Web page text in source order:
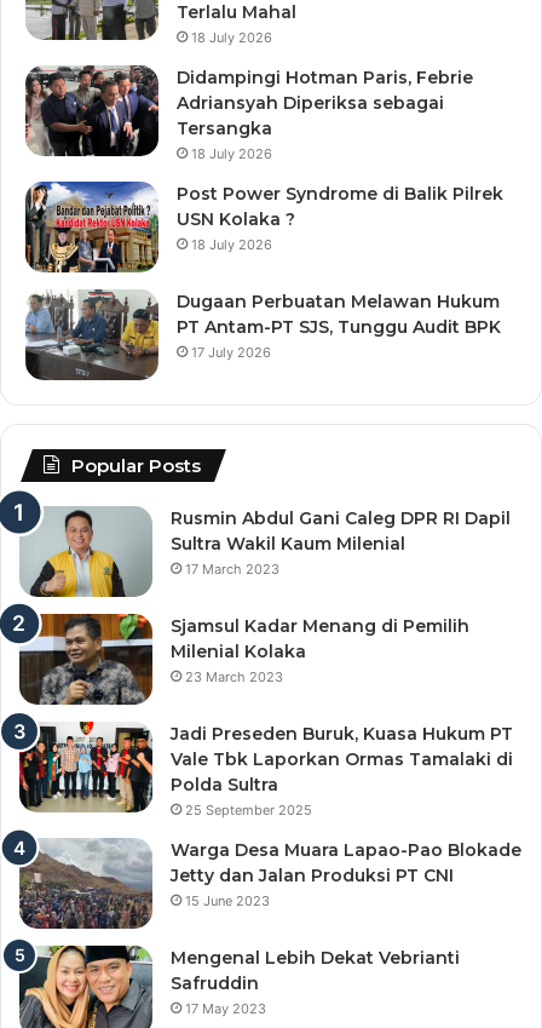
Terlalu Mahal
18 July 2026
Didampingi Hotman Paris, Febrie
Adriansyah Diperiksa sebagai
Tersangka
18 July 2026
Post Power Syndrome di Balik Pilrek
USN Kolaka ?
18 July 2026
Dugaan Perbuatan Melawan Hukum
PT Antam-PT SJS, Tunggu Audit BPK
17 July 2026
Popular Posts
Rusmin Abdul Gani Caleg DPR RI Dapil
Sultra Wakil Kaum Milenial
17 March 2023
Sjamsul Kadar Menang di Pemilih
Milenial Kolaka
23 March 2023
Jadi Preseden Buruk, Kuasa Hukum PT
Vale Tbk Laporkan Ormas Tamalaki di
Polda Sultra
25 September 2025
Warga Desa Muara Lapao-Pao Blokade
Jetty dan Jalan Produksi PT CNI
15 June 2023
Mengenal Lebih Dekat Vebrianti
Safruddin
17 May 2023